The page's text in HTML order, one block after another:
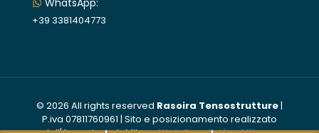
WhatsApp:
+39 3381404773
© 2026 All rights reserved Rasoira Tensostrutture|
P.iva 07811760961 | Sito e posizionamento realizzato